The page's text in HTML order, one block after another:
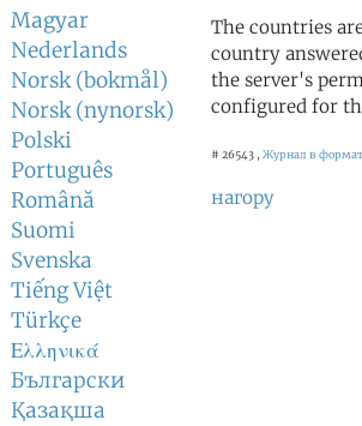
Magyar
Nederlands
Norsk (bokmål)
Norsk (nynorsk)
Polski
Português
Română
Suomi
Svenska
Tiếng Việt
Türkçe
Ελληνικά
Български
Қазақша
The countries
country
the server's
configured for
# 26543 , Журнал в
нагору